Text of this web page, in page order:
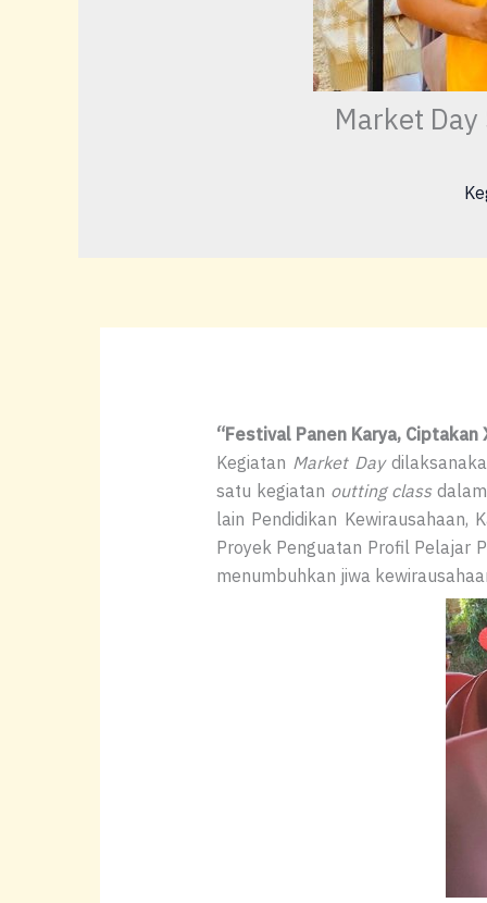
Market Day
“Festival Panen Karya, Ciptakan
Kegiatan Market Day
satu kegiatan outting class
lain Pendidikan Kewirausahaan,
Proyek Penguatan Profil Pelajar
menumbuhkan jiwa